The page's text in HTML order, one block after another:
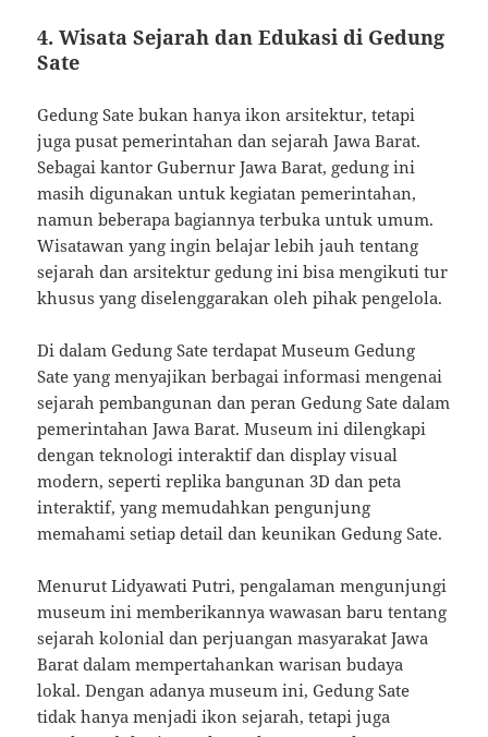
4. Wisata Sejarah dan Edukasi di Gedung
Sate
Gedung Sate bukan hanya ikon arsitektur, tetapi
juga pusat pemerintahan dan sejarah Jawa Barat.
Sebagai kantor Gubernur Jawa Barat, gedung ini
masih digunakan untuk kegiatan pemerintahan,
namun beberapa bagiannya terbuka untuk umum.
Wisatawan yang ingin belajar lebih jauh tentang
sejarah dan arsitektur gedung ini bisa mengikuti tur
khusus yang diselenggarakan oleh pihak pengelola.
Di dalam Gedung Sate terdapat Museum Gedung
Sate yang menyajikan berbagai informasi mengenai
sejarah pembangunan dan peran Gedung Sate dalam
pemerintahan Jawa Barat. Museum ini dilengkapi
dengan teknologi interaktif dan display visual
modern, seperti replika bangunan 3D dan peta
interaktif, yang memudahkan pengunjung
memahami setiap detail dan keunikan Gedung Sate.
Menurut Lidyawati Putri, pengalaman mengunjungi
museum ini memberikannya wawasan baru tentang
sejarah kolonial dan perjuangan masyarakat Jawa
Barat dalam mempertahankan warisan budaya
lokal. Dengan adanya museum ini, Gedung Sate
tidak hanya menjadi ikon sejarah, tetapi juga